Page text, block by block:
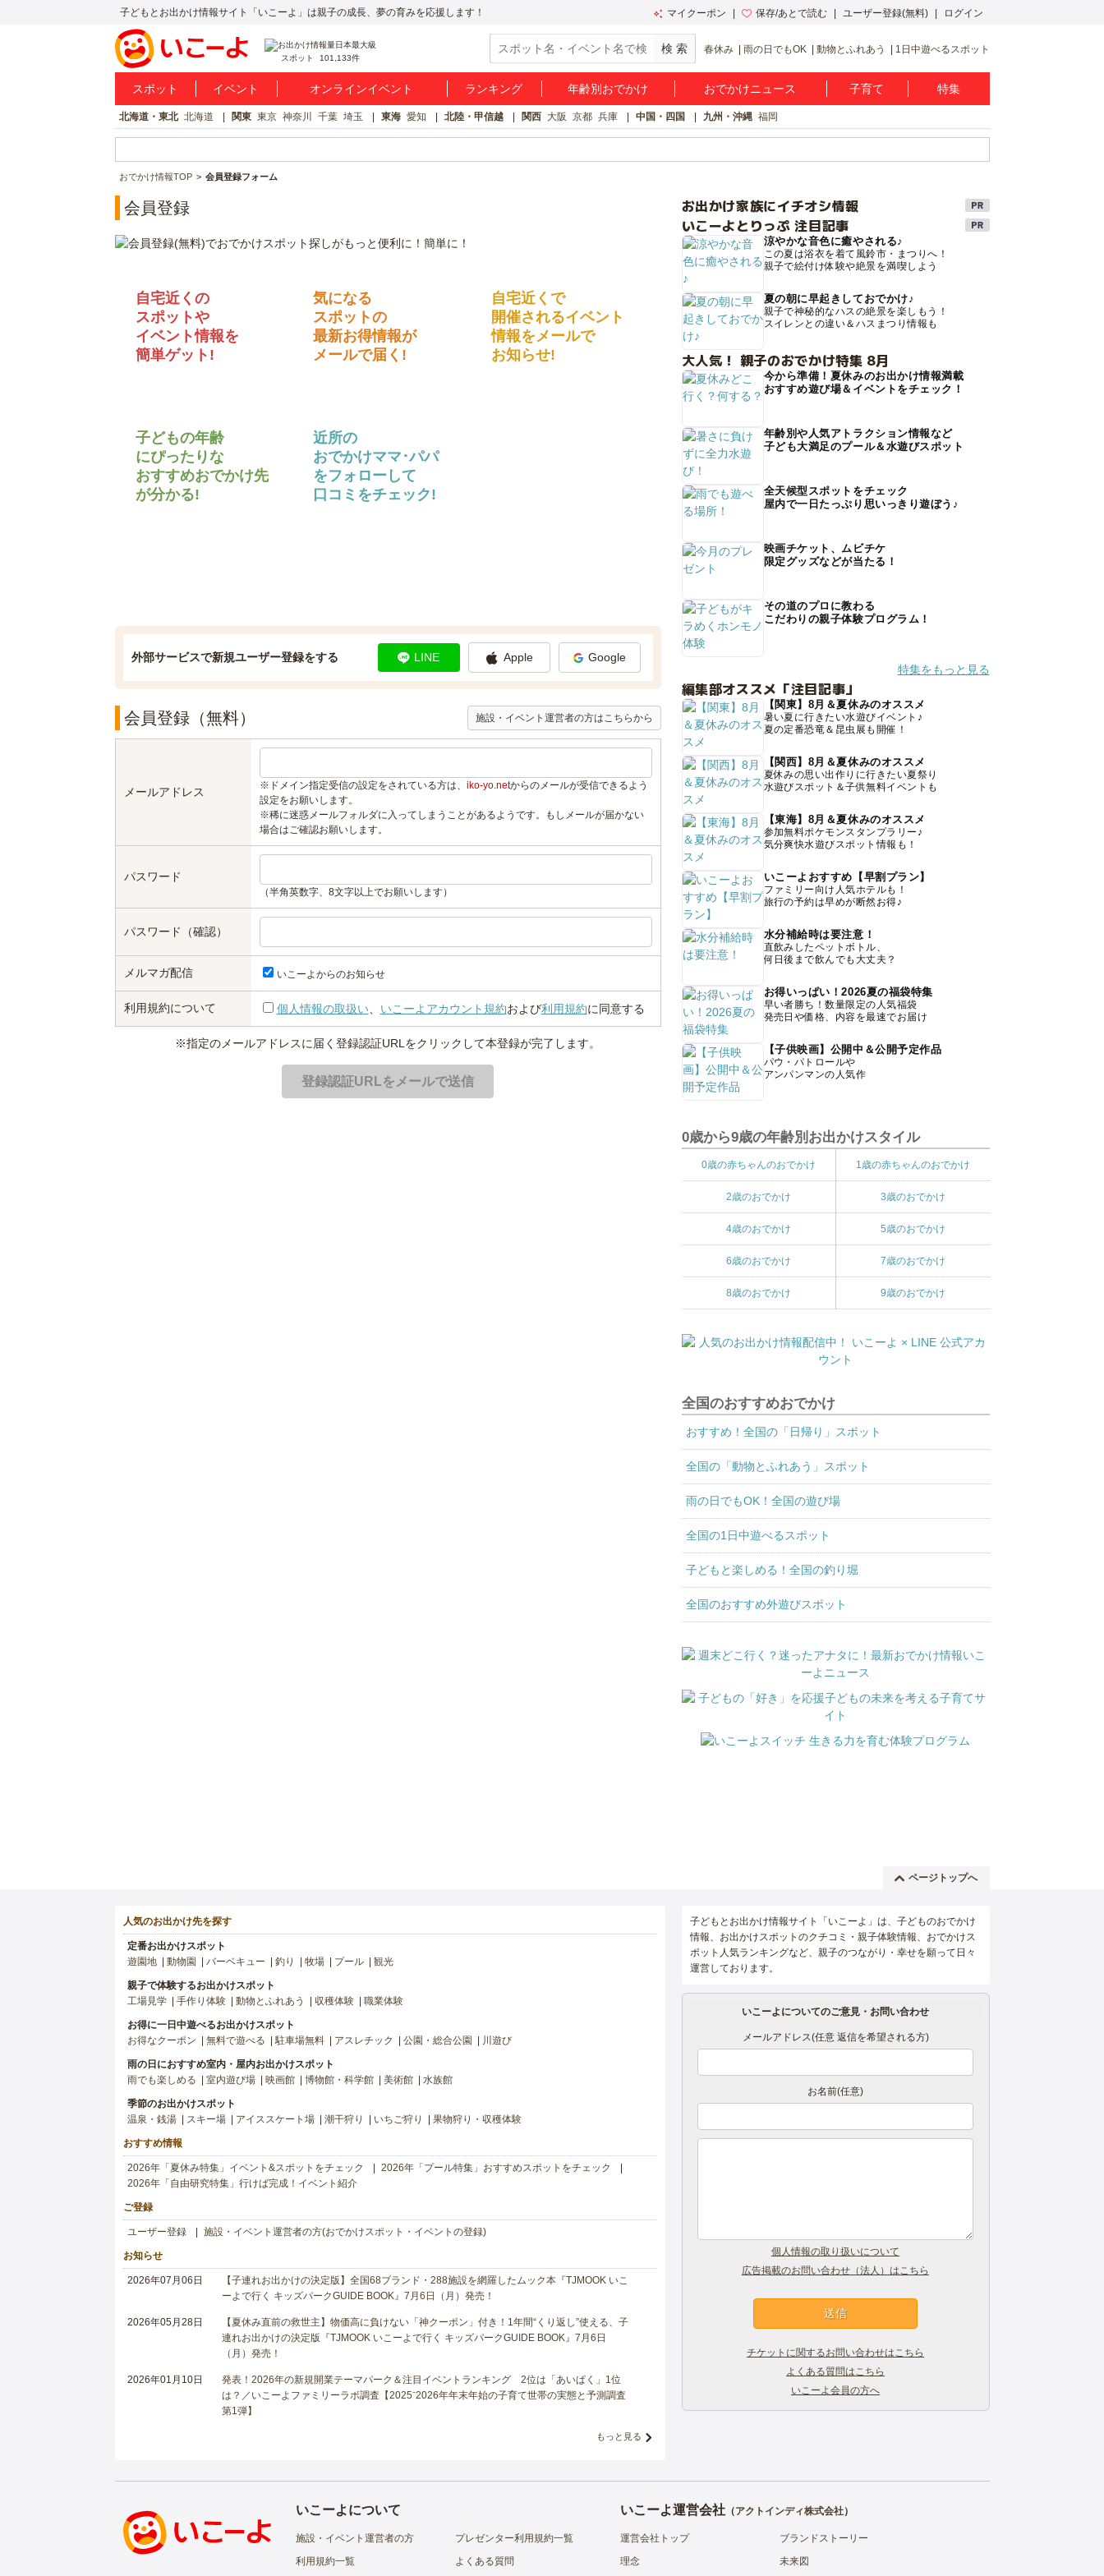
子どもとお出かけ情報サイト「いこーよ」は親子の成長、夢の育みを応援します！ マイクーポン 保存/あとで読む ユーザー登録(無料) ログイン
スポット 101,133件
春休み 雨の日でもOK 動物とふれあう 1日中遊べるスポット
スポット イベント オンラインイベント ランキング 年齢別おでかけ おでかけニュース 子育て 特集
北海道・東北 北海道 関東 東京 神奈川 千葉 埼玉 東海 愛知 北陸・甲信越 関西 大阪 京都 兵庫 中国・四国 九州・沖縄 福岡
おでかけ情報TOP 会員登録フォーム
会員登録
自宅近くの
スポットや
イベント情報を
簡単ゲット!
気になる
スポットの
最新お得情報が
メールで届く!
自宅近くで
開催されるイベント
情報をメールで
お知らせ!
子どもの年齢
にぴったりな
おすすめおでかけ先
が分かる!
近所の
おでかけママ･パパ
をフォローして
口コミをチェック!
外部サービスで新規ユーザー登録をする LINE Apple Google
会員登録（無料） 施設・イベント運営者の方はこちらから
メールアドレス ※ドメイン指定受信の設定をされている方は、 iko-yo.netからのメールが受信できるよう
設定をお願いします。
※稀に迷惑メールフォルダに入ってしまうことがあるようです。もしメールが届かない
場合はご確認お願いします。
パスワード
（半角英数字、8文字以上でお願いします）
パスワード（確認）
メルマガ配信 いこーよからのお知らせ
利用規約について 個人情報の取扱い、 いこーよアカウント規約および利用規約に同意する
※指定のメールアドレスに届く登録認証URLをクリックして本登録が完了します。
お出かけ家族にイチオシ情報
いこーよとりっぷ 注目記事
涼やかな音色に癒やされる♪
この夏は浴衣を着て風鈴市・まつりへ！
親子で絵付け体験や絶景を満喫しよう
夏の朝に早起きしておでかけ♪
親子で神秘的なハスの絶景を楽しもう！
スイレンとの違い＆ハスまつり情報も
大人気！ 親子のおでかけ特集 8月
今から準備！夏休みのお出かけ情報満載
おすすめ遊び場＆イベントをチェック！
年齢別や人気アトラクション情報など
子ども大満足のプール＆水遊びスポット
全天候型スポットをチェック
屋内で一日たっぷり思いっきり遊ぼう♪
映画チケット、ムビチケ
限定グッズなどが当たる！
その道のプロに教わる
こだわりの親子体験プログラム！
特集をもっと見る
編集部オススメ「注目記事」
【関東】8月＆夏休みのオススメ
暑い夏に行きたい水遊びイベント♪
夏の定番恐竜＆昆虫展も開催！
【関西】8月＆夏休みのオススメ
夏休みの思い出作りに行きたい夏祭り
水遊びスポット＆子供無料イベントも
【東海】8月＆夏休みのオススメ
参加無料ポケモンスタンプラリー♪
気分爽快水遊びスポット情報も！
いこーよおすすめ【早割プラン】
ファミリー向け人気ホテルも！
旅行の予約は早めが断然お得♪
水分補給時は要注意！
直飲みしたペットボトル、
何日後まで飲んでも大丈夫？
お得いっぱい！2026夏の福袋特集
早い者勝ち！数量限定の人気福袋
発売日や価格、内容を最速でお届け
【子供映画】公開中＆公開予定作品
パウ・パトロールや
アンパンマンの人気作
0歳から9歳の年齢別お出かけスタイル
0歳の赤ちゃんのおでかけ 1歳の赤ちゃんのおでかけ
2歳のおでかけ 3歳のおでかけ
4歳のおでかけ 5歳のおでかけ
6歳のおでかけ 7歳のおでかけ
8歳のおでかけ 9歳のおでかけ
全国のおすすめおでかけ
おすすめ！全国の「日帰り」スポット
全国の「動物とふれあう」スポット
雨の日でもOK！全国の遊び場
全国の1日中遊べるスポット
子どもと楽しめる！全国の釣り堀
全国のおすすめ外遊びスポット
ページトップへ
人気のお出かけ先を探す
定番お出かけスポット
遊園地
動物園 バーベキュー 釣り 牧場 プール 観光
親子で体験するお出かけスポット
工場見学
手作り体験 動物とふれあう 収穫体験 職業体験
お得に一日中遊べるお出かけスポット
お得なクーポン
無料で遊べる 駐車場無料 アスレチック 公園・総合公園 川遊び
雨の日におすすめ室内・屋内お出かけスポット
雨でも楽しめる
室内遊び場 映画館 博物館・科学館 美術館 水族館
季節のお出かけスポット
温泉・銭湯
スキー場 アイススケート場 潮干狩り いちご狩り 果物狩り・収穫体験
おすすめ情報
2026年「夏休み特集」イベント&スポットをチェック
2026年「プール特集」おすすめスポットをチェック
2026年「自由研究特集」行けば完成！イベント紹介
ご登録
ユーザー登録 施設・イベント運営者の方(おでかけスポット・イベントの登録)
お知らせ
2026年07月06日
【子連れお出かけの決定版】全国68ブランド・288施設を網羅したムック本『TJMOOK いこ
ーよで行く キッズパークGUIDE BOOK』7月6日（月）発売！
2026年05月28日
【夏休み直前の救世主】物価高に負けない「神クーポン」付き！1年間“くり返し”使える、子
連れお出かけの決定版『TJMOOK いこーよで行く キッズパークGUIDE BOOK』7月6日
（月）発売！
2026年01月10日
発表！2026年の新規開業テーマパーク＆注目イベントランキング 2位は「あいぱく」1位
は？／いこーよファミリーラボ調査【2025⁻2026年年末年始の子育て世帯の実態と予測調査
第1弾】
もっと見る
子どもとお出かけ情報サイト「いこーよ」は、子どものおでかけ
情報、お出かけスポットのクチコミ・親子体験情報、おでかけス
ポット人気ランキングなど、親子のつながり・幸せを願って日々
運営しております。
いこーよについてのご意見・お問い合わせ
メールアドレス(任意 返信を希望される方)
お名前(任意)
個人情報の取り扱いについて
広告掲載のお問い合わせ（法人）はこちら
チケットに関するお問い合わせはこちら
よくある質問はこちら
いこーよ会員の方へ
いこーよについて
施設・イベント運営者の方
プレゼンター利用規約一覧
利用規約一覧
よくある質問
いこーよ運営会社（アクトインディ株式会社）
運営会社トップ
ブランドストーリー
理念
未来図